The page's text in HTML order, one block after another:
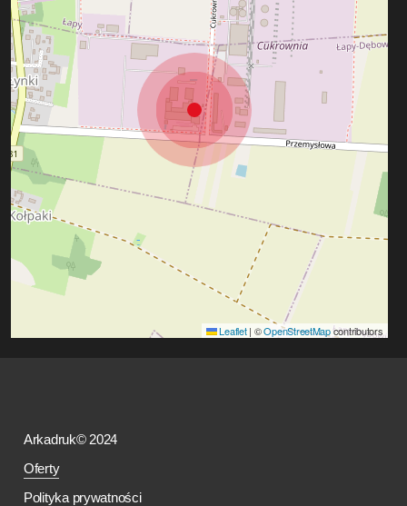
Leaflet | ©OpenStreetMapcontributors
Arkadruk© 2024
Oferty
Polityka prywatności